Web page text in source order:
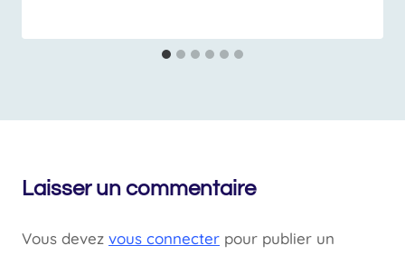
Laisser un commentaire
Vous devez vous connecter pour publier un